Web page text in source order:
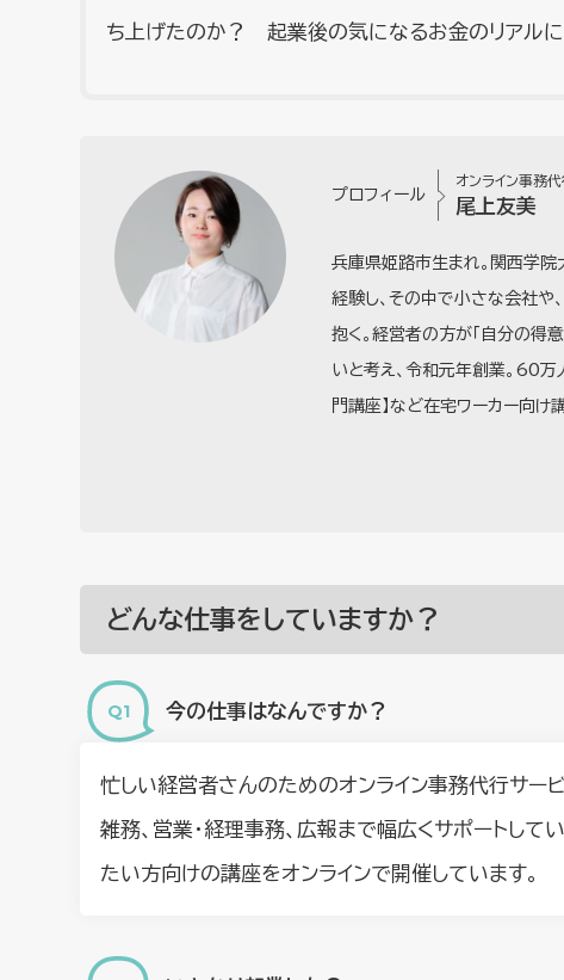
ち上げたのか？ 起業後の気になるお金のリアルに
プロフィール
オンライン事務
尾上友美
兵庫県姫路市生まれ。関西学
経験し、その中で小さな会社や
抱く。経営者の方が「自分の得
いと考え、令和元年創業。60万
門講座】など在宅ワーカー向
どんな仕事をしていますか？
今の仕事はなんですか？
忙しい経営者さんのためのオンライン事務代行サー
雑務、営業・経理事務、広報まで幅広くサポートして
たい方向けの講座をオンラインで開催しています。